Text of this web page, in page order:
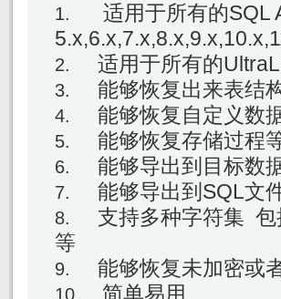
适用于所有的
适用于所有的
能够恢复出来表结
能够恢复自定义数
能够恢复存储过程
能够导出到目标数
能够导出到SQL文
支持多种字符集 包
等
能够恢复未加密或
简单易用